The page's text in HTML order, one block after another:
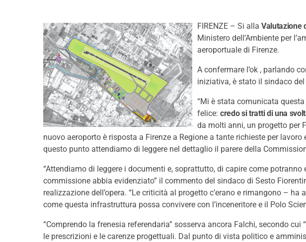
FIRENZE – Si alla Valutazione
Ministero dell’Ambiente per
aeroportuale di Firenze.
A confermare l’ok , parlando
iniziativa, è stato il sindaco
“Mi è stata comunicata
felice: credo si tratti di una
da molti anni, un progetto per
nuovo aeroporto è risposta a Firenze a Regione a tante richieste per
questo punto attendiamo di leggere nel dettaglio il parere della
“Attendiamo di leggere i documenti e, soprattutto, di capire come potranno
commissione abbia evidenziato” il commento del sindaco di Sesto
realizzazione dell’opera. “Le criticità al progetto c’erano e rimangono –
come questa infrastruttura possa convivere con l’inceneritore e il Polo
“Comprendo la frenesia referendaria” sosserva ancora Falchi, secondo
le prescrizioni e le carenze progettuali. Dal punto di vista politico e